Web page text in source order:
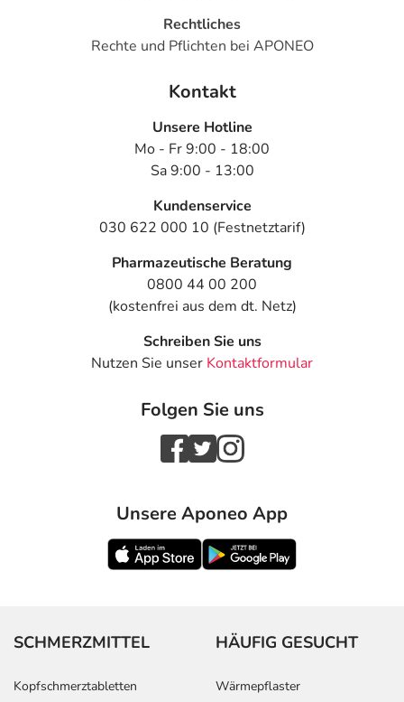
Rechtliches
Rechte und Pflichten bei APONEO
Kontakt
Unsere Hotline
Mo - Fr 9:00 - 18:00
Sa 9:00 - 13:00
Kundenservice
030 622 000 10 (Festnetztarif)
Pharmazeutische Beratung
0800 44 00 200
(kostenfrei aus dem dt. Netz)
Schreiben Sie uns
Nutzen Sie unser Kontaktformular
Folgen Sie uns
Unsere Aponeo App
SCHMERZMITTEL
Kopfschmerztabletten
HÄUFIG GESUCHT
Wärmepflaster